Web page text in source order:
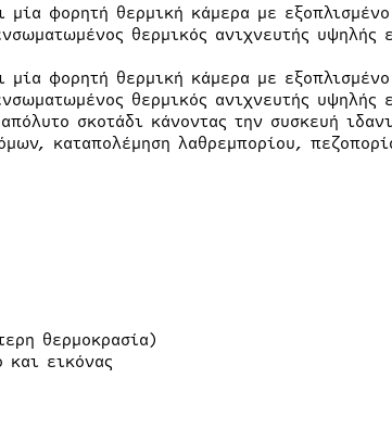
φορητή θερμική κάμερα με
θερμικός ανιχνευτής υψηλής
φορητή θερμική κάμερα με
θερμικός ανιχνευτής υψηλής
σκοτάδι κάνοντας την συσκευή
καταπολέμηση λαθρεμπορίου,
θερμοκρασία)
και εικόνας